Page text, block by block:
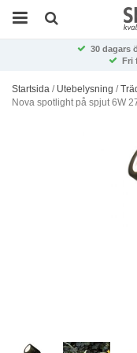
30 dagars
Fri
Startsida / Utebelysning /
Nova spotlight på spjut 6W